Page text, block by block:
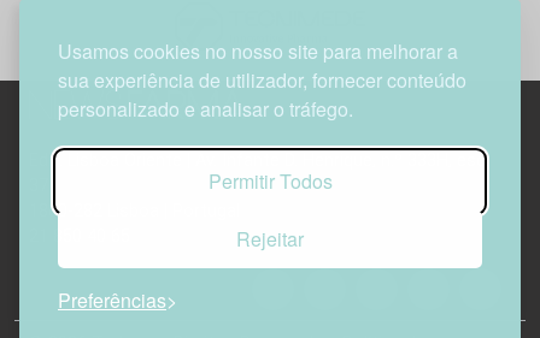
Usamos cookies no nosso site para melhorar a
sua experiência de utilizador, fornecer conteúdo
personalizado e analisar o tráfego.
Permitir Todos
Rejeitar
Preferências
Edif. Lisboa Oriente | Av. Infante D. Henrique, n.º 333H, esc.
1800-282 Lisboa | Portugal